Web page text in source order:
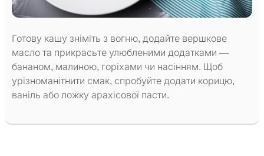
Готову кашу зніміть з вогню, додайте вершкове
масло та прикрасьте улюбленими додатками —
бананом, малиною, горіхами чи насінням. Щоб
урізноманітнити смак, спробуйте додати корицю,
ваніль або ложку арахісової пасти.